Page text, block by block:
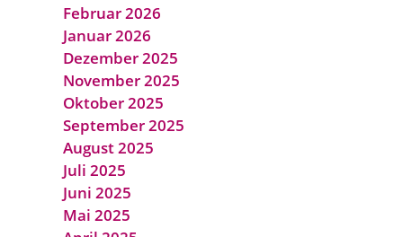
Februar 2026
Januar 2026
Dezember 2025
November 2025
Oktober 2025
September 2025
August 2025
Juli 2025
Juni 2025
Mai 2025